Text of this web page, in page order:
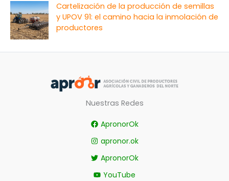
Cartelización de la producción de semillas
y UPOV 91: el camino hacia la inmolación de
productores
Nuestras Redes
ApronorOk
apronor.ok
ApronorOk
YouTube